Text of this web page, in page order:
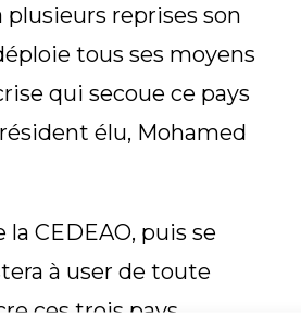
plusieurs reprises son
tous ses moyens
qui secoue ce pays
élu, Mohamed
CEDEAO, puis se
à user de toute
ces trois pays